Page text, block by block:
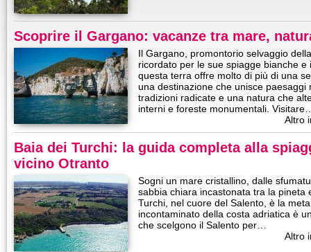
Scoprire il Gargano: vacanze tra mare,
Il Gargano, promontorio selvaggio
ricordato per le sue spiagge bianche
questa terra offre molto di più di una
una destinazione che unisce paesaggi
tradizioni radicate e una natura che
interni e foreste monumentali.
Altro
Baia dei Turchi: la guida completa alla
vicino Otranto
Sogni un mare cristallino, dalle
sabbia chiara incastonata tra la pineta
Turchi, nel cuore del Salento, è la
incontaminato della costa adriatica è
che scelgono il Salento per…
Altro